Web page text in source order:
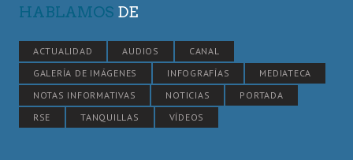
HABLAMOS DE
ACTUALIDAD AUDIOS
CANAL
GALERÍA DE IMÁGENES
INFOGRAFÍAS
MEDIATECA
NOTAS INFORMATIVAS
NOTICIAS
PORTADA
RSE
TANQUILLAS VÍDEOS